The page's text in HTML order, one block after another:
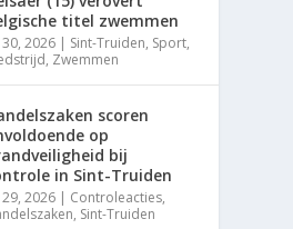
titel zwemmen
2026 | Sint-Truiden, Sport,
, Zwemmen
scoren
op
bij
in Sint-Truiden
2026 | Controleacties,
, Sint-Truiden